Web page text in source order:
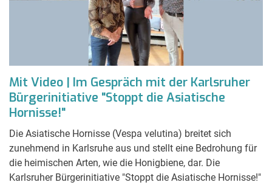
Mit Video | Im Gespräch mit der Karlsruher
Bürgerinitiative "Stoppt die Asiatische
Hornisse!"
Die Asiatische Hornisse (Vespa velutina) breitet sich
zunehmend in Karlsruhe aus und stellt eine Bedrohung für
die heimischen Arten, wie die Honigbiene, dar. Die
Karlsruher Bürgerinitiative "Stoppt die Asiatische Hornisse!"